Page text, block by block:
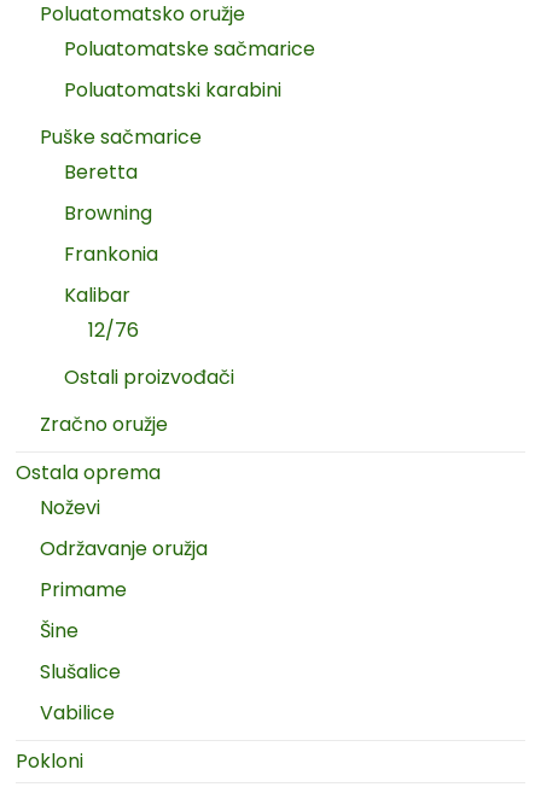
Poluatomatsko oružje
Poluatomatske sačmarice
Poluatomatski karabini
Puške sačmarice
Beretta
Browning
Frankonia
Kalibar
12/76
Ostali proizvođači
Zračno oružje
Ostala oprema
Noževi
Održavanje oružja
Primame
Šine
Slušalice
Vabilice
Pokloni